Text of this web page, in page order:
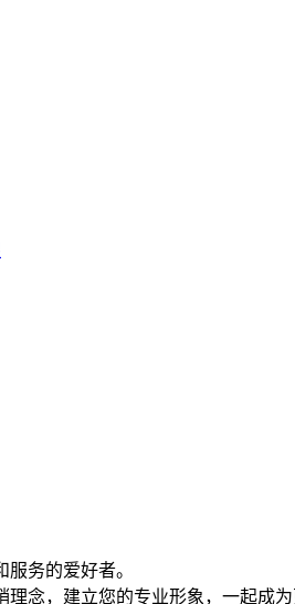
务的爱好者。
念，建立您的专业形象，一起成为